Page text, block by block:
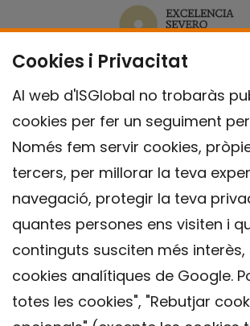
Cookies i Privacitat
Al web d'ISGlobal no trobaràs
cookies per fer un seguiment
Només fem servir cookies,
tercers, per millorar la teva
navegació, protegir la teva
quantes persones ens visiten i
continguts susciten més interès,
cookies analítiques de Google.
totes les cookies", "Rebutjar